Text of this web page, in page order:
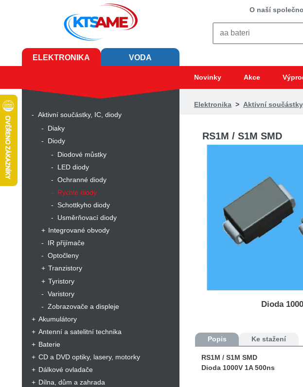
ELEKTRONIKA VODA
O naší
Novinky Akce
Aktivní součástky, IC, diody
Diaky
Diody
Diodové můstky
LED diody
Ochranné diody
Rychlé diody
Schottkyho diody
Usměrňovací diody
Integrované obvody
IR přijímače
Optočleny
Tranzistory
Tyristory
Varistory
Zobrazovače a displeje
Akumulátory
Antenní a satelitní technika
Baterie
CD a DVD optiky, lasery, motorky
Dálkové ovladače
Dílna, dům a zahrada
Elektronika> Aktivní
RS1M / S1M SMD
Dioda
Popis Ke stažení
RS1M / S1M SMD
Dioda 1000V 1A 500ns